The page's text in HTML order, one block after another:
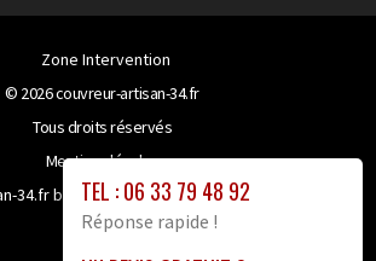
TEL : 06 33 79 48 92
Réponse rapide !
Zone Intervention
© 2026couvreur-artisan-34.fr
Tous droits réservés
Mentions légales
34.fr bénéficie de la technologie
site proxy